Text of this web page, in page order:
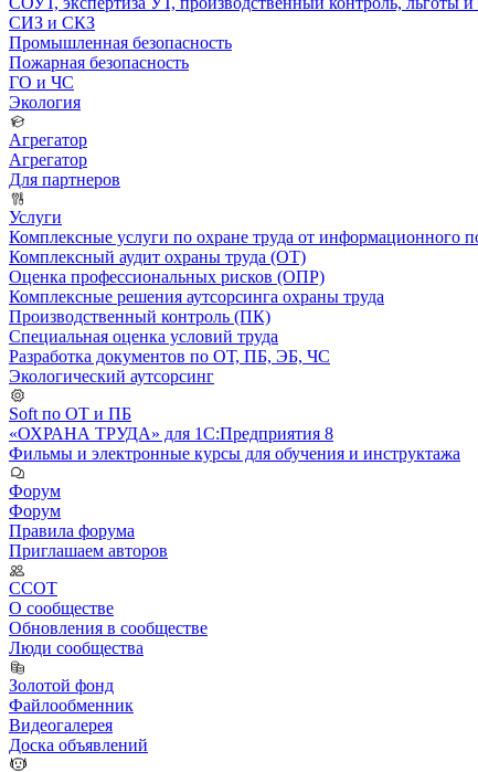
СИЗ и СКЗ
Промышленная безопасность
Пожарная безопасность
ГО и ЧС
Экология
Агрегатор
Агрегатор
Для партнеров
Услуги
Комплексные услуги по охране труда от информационного
Комплексный аудит охраны труда (ОТ)
Оценка профессиональных рисков (ОПР)
Комплексные решения аутсорсинга охраны труда
Производственный контроль (ПК)
Специальная оценка условий труда
Разработка документов по ОТ, ПБ, ЭБ, ЧС
Экологический аутсорсинг
Soft по ОТ и ПБ
«ОХРАНА ТРУДА» для 1С:Предприятия 8
Фильмы и электронные курсы для обучения и инструктажа
Форум
Форум
Правила форума
Приглашаем авторов
ССОТ
О сообществе
Обновления в сообществе
Люди сообщества
Золотой фонд
Файлообменник
Видеогалерея
Доска объявлений